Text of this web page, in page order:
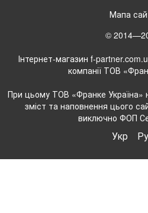
Мапа
©
Інтернет-магазин f-
компанії ТОВ
При цьому ТОВ «Франке Україна»
зміст та наповнення цього
виключно ФОП
Укр